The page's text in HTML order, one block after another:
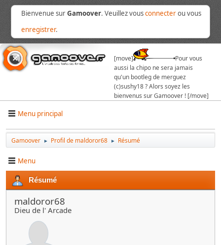
Bienvenue surGamoover. Veuillez vousconnecterou vous
enregistrer.
[move]
Pour vous
aussi la chipo ne sera jamais
qu'un bootleg de merguez
(c)sushy18 ? Alors soyez les
bienvenus sur Gamoover ! [/move]
Menu principal
Gamoover ► Profil de maldoror68 ► Résumé
Menu
Résumé
maldoror68
Dieu de l' Arcade